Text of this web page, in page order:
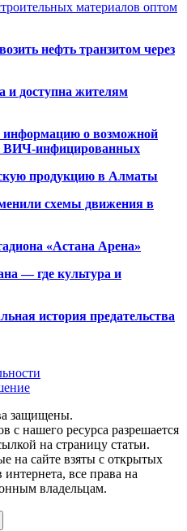
материалов оптом
нефть транзитом через
и доступна жителям
о возможной
ВИЧ-инфицированных
продукцию в Алматы
схемы движения в
«Астана Арена»
— где культура и
история предательства
защищены.
с нашего ресурса разрешается
на страницу статьи.
на сайте взяты с открытых
все права на
владельцам.